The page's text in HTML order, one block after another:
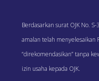
Berdasarkan surat OJK No.
amalan telah menyelesaikan
“direkomendasikan” tanpa
izin usaha kepada OJK.